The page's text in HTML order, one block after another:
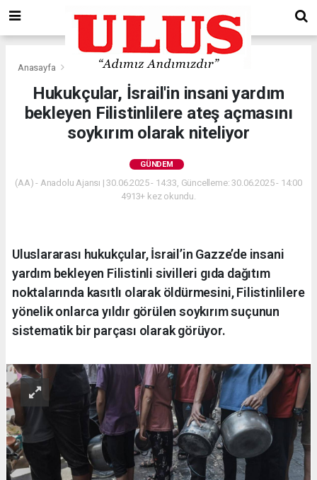
Anasayfa Gündem
Hukukçular, İsrail'in insani yardım
bekleyen Filistinlilere ateş açmasını
soykırım olarak niteliyor
GÜNDEM
(AA) - Anadolu Ajansı | 30.06.2025 - 14:33, Güncelleme: 30.06.2025 - 14:00
4913+ kez okundu.
Uluslararası hukukçular, İsrail’in Gazze’de insani
yardım bekleyen Filistinli sivilleri gıda dağıtım
noktalarında kasıtlı olarak öldürmesini, Filistinlilere
yönelik onlarca yıldır görülen soykırım suçunun
sistematik bir parçası olarak görüyor.